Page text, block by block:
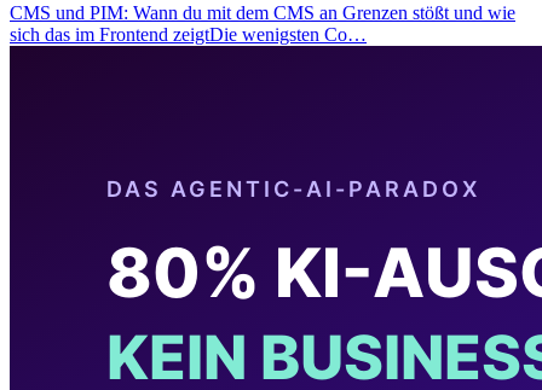
CMS und PIM: Wann du mit dem CMS an Grenzen stößt und wie
sich das im Frontend zeigtDie wenigsten Co…